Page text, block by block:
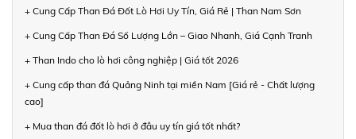
+ Cung Cấp Than Đá Đốt Lò Hơi Uy Tín, Giá Rẻ | Than Nam Sơn
+ Cung Cấp Than Đá Số Lượng Lớn – Giao Nhanh, Giá Cạnh Tranh
+ Than Indo cho lò hơi công nghiệp | Giá tốt 2026
+ Cung cấp than đá Quảng Ninh tại miền Nam [Giá rẻ - Chất lượng
cao]
+ Mua than đá đốt lò hơi ở đâu uy tín giá tốt nhất?